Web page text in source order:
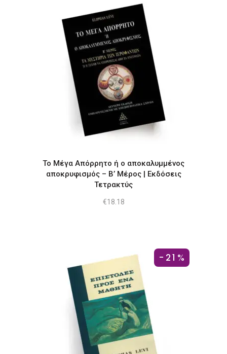
Το Μέγα Απόρρητο ή ο αποκαλυμμένος
αποκρυφισμός – Β’ Μέρος | Εκδόσεις
Τετρακτύς
€18.18
-21%